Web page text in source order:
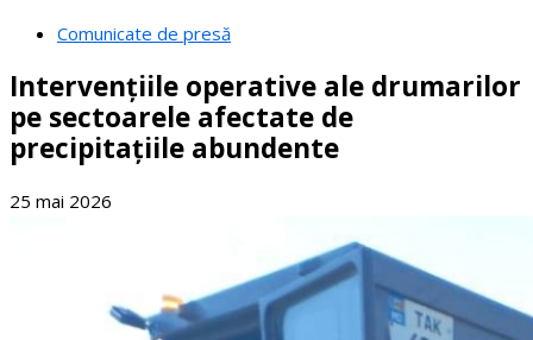
Comunicate de presă
Intervențiile operative ale drumarilor
pe sectoarele afectate de
precipitațiile abundente
25 mai 2026